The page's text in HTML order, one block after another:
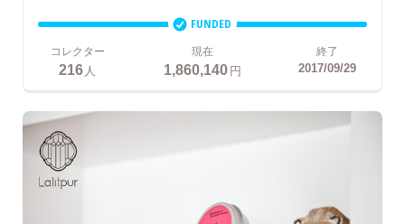
FUNDED
コレクター
216 人
現在
1,860,140円
終了
2017/09/29